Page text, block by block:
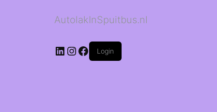
AutolakInSpuitbus.nl
LinkedIn
Instagram
Facebook
Login